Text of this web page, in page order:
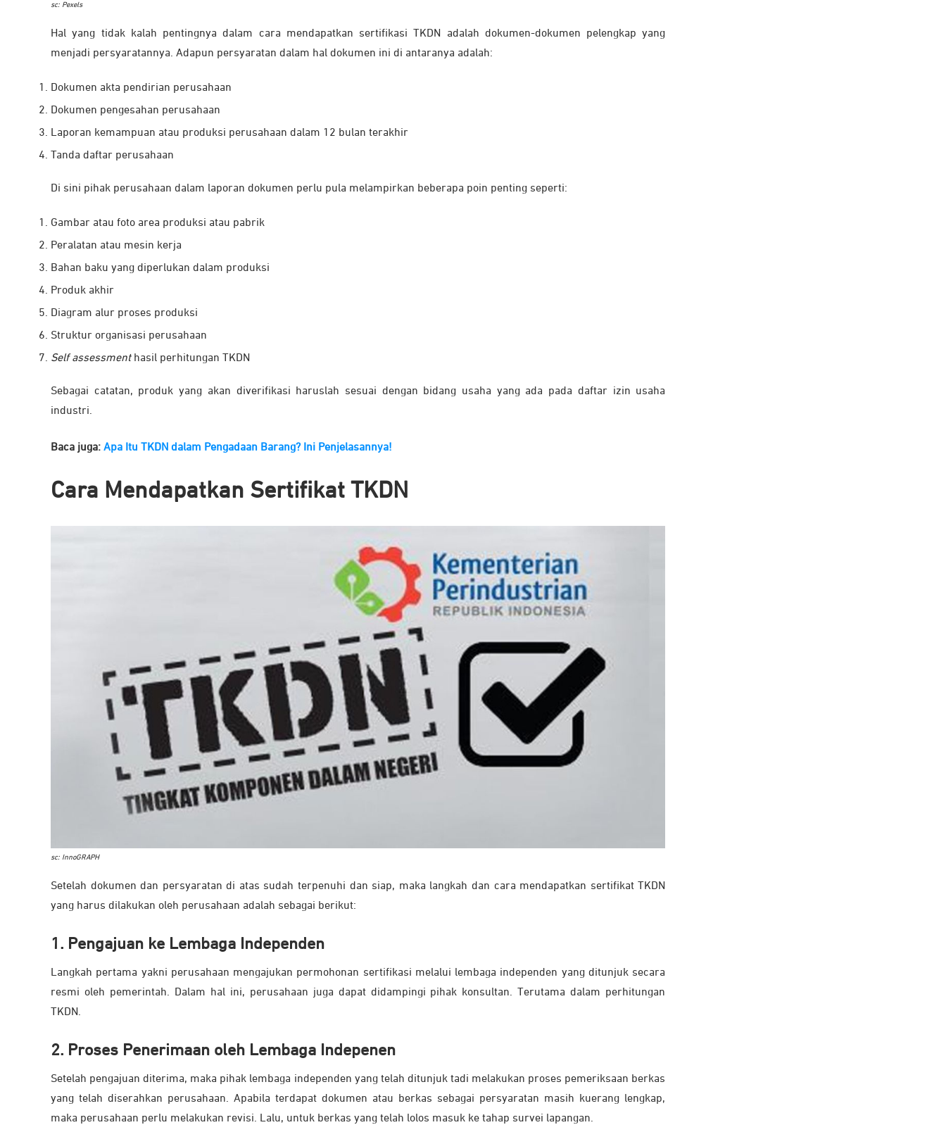
sc: Pexels
Hal yang tidak kalah pentingnya dalam cara mendapatkan sertifikasi TKDN adalah dokumen-dokumen pelengkap yang
menjadi persyaratannya. Adapun persyaratan dalam hal dokumen ini di antaranya adalah:
Dokumen akta pendirian perusahaan
Dokumen pengesahan perusahaan
Laporan kemampuan atau produksi perusahaan dalam 12 bulan terakhir
Tanda daftar perusahaan
Di sini pihak perusahaan dalam laporan dokumen perlu pula melampirkan beberapa poin penting seperti:
Gambar atau foto area produksi atau pabrik
Peralatan atau mesin kerja
Bahan baku yang diperlukan dalam produksi
Produk akhir
Diagram alur proses produksi
Struktur organisasi perusahaan
Self assessmenthasil perhitungan TKDN
Sebagai catatan, produk yang akan diverifikasi haruslah sesuai dengan bidang usaha yang ada pada daftar izin usaha
industri.
Baca juga: Apa Itu TKDN dalam Pengadaan Barang? Ini Penjelasannya!
Cara Mendapatkan Sertifikat TKDN
sc: InnoGRAPH
Setelah dokumen dan persyaratan di atas sudah terpenuhi dan siap, maka langkah dan cara mendapatkan sertifikat TKDN
yang harus dilakukan oleh perusahaan adalah sebagai berikut:
1. Pengajuan ke Lembaga Independen
Langkah pertama yakni perusahaan mengajukan permohonan sertifikasi melalui lembaga independen yang ditunjuk secara
resmi oleh pemerintah. Dalam hal ini, perusahaan juga dapat didampingi pihak konsultan. Terutama dalam perhitungan
TKDN.
2. Proses Penerimaan oleh Lembaga Indepenen
Setelah pengajuan diterima, maka pihak lembaga independen yang telah ditunjuk tadi melakukan proses pemeriksaan berkas
yang telah diserahkan perusahaan. Apabila terdapat dokumen atau berkas sebagai persyaratan masih kuerang lengkap,
maka perusahaan perlu melakukan revisi. Lalu, untuk berkas yang telah lolos masuk ke tahap survei lapangan.